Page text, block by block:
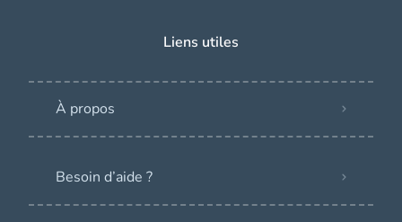
Liens utiles
À propos
Besoin d’aide ?